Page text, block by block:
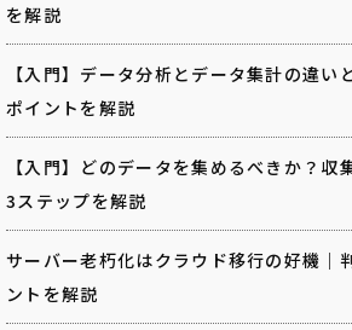
を解説
【入門】データ分析とデータ集計の違い
ポイントを解説
【入門】どのデータを集めるべきか？収
3ステップを解説
サーバー老朽化はクラウド移行の好機｜
ントを解説